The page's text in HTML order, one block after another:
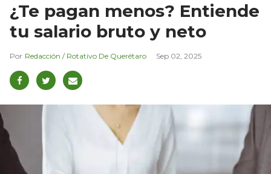
¿Te pagan menos? Entiende
tu salario bruto y neto
Redacción / Rotativo De Querétaro Sep 02, 2025